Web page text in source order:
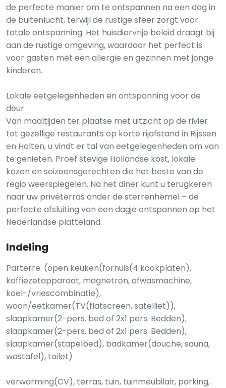
de perfecte manier om te ontspannen na een dag in
de buitenlucht, terwijl de rustige sfeer zorgt voor
totale ontspanning. Het huisdiervrije beleid draagt bij
aan de rustige omgeving, waardoor het perfect is
voor gasten met een allergie en gezinnen met jonge
kinderen.
Lokale eetgelegenheden en ontspanning voor de
deur
Van maaltijden ter plaatse met uitzicht op de rivier
tot gezellige restaurants op korte rijafstand in Rijssen
en Holten, u vindt er tal van eetgelegenheden om van
te genieten. Proef stevige Hollandse kost, lokale
kazen en seizoensgerechten die het beste van de
regio weerspiegelen. Na het diner kunt u terugkeren
naar uw privéterras onder de sterrenhemel – de
perfecte afsluiting van een dagje ontspannen op het
Nederlandse platteland.
Indeling
Parterre: (open keuken(fornuis(4 kookplaten),
koffiezetapparaat, magnetron, afwasmachine,
koel-/vriescombinatie),
woon/eetkamer(TV(flatscreen, satelliet)),
slaapkamer(2-pers. bed of 2x1 pers. Bedden),
slaapkamer(2-pers. bed of 2x1 pers. Bedden),
slaapkamer(stapelbed), badkamer(douche, sauna,
wastafel), toilet)
verwarming(CV), terras, tuin, tuinmeubilair, parking,